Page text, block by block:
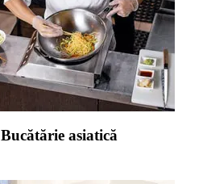
Bucătărie asiatică